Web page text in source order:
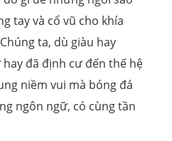
tay và cổ vũ cho khía
ta, dù giàu hay
đã định cư đến thế hệ
niềm vui mà bóng đá
ngôn ngữ, có cùng tần